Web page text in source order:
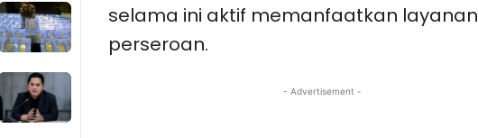
selama ini aktif memanfaatkan layanan
perseroan.
- Advertisement -